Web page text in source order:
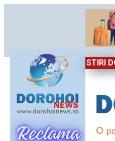
STIRI
2026: Energie și nostalgie în